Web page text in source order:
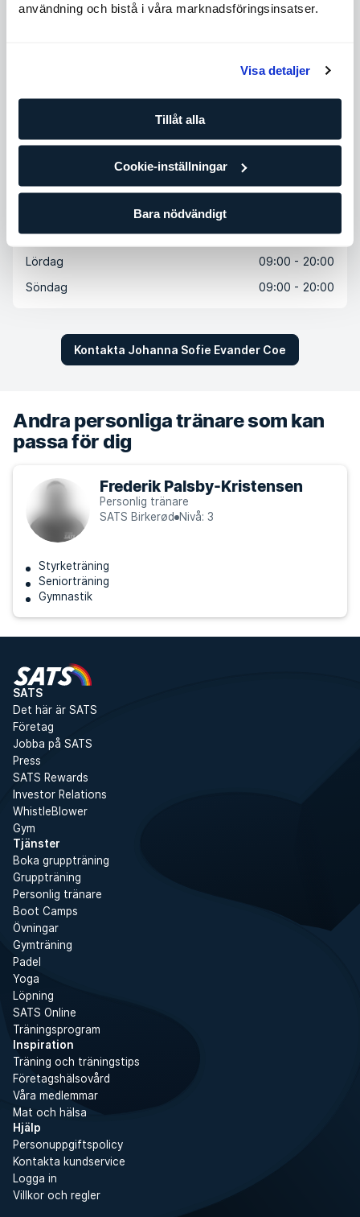
användning och bistå i våra marknadsföringsinsatser.
Visa detaljer
Tillåt alla
Cookie-inställningar
Bara nödvändigt
Tillgängliga tider
Onsdag
07:00 - 22:00
Fredag
07:00 - 22:00
Lördag
09:00 - 20:00
Söndag
09:00 - 20:00
Kontakta Johanna Sofie Evander Coe
Andra personliga tränare som kan
passa för dig
Frederik Palsby-Kristensen
Personlig tränare
SATS Birkerød
Nivå: 3
Styrketräning
Seniorträning
Gymnastik
SATS
Det här är SATS
Företag
Jobba på SATS
Press
SATS Rewards
Investor Relations
WhistleBlower
Gym
Tjänster
Boka gruppträning
Gruppträning
Personlig tränare
Boot Camps
Övningar
Gymträning
Padel
Yoga
Löpning
SATS Online
Träningsprogram
Inspiration
Träning och träningstips
Företagshälsovård
Våra medlemmar
Mat och hälsa
Hjälp
Personuppgiftspolicy
Kontakta kundservice
Logga in
Villkor och regler